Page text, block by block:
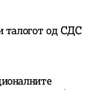
талогот од СДС